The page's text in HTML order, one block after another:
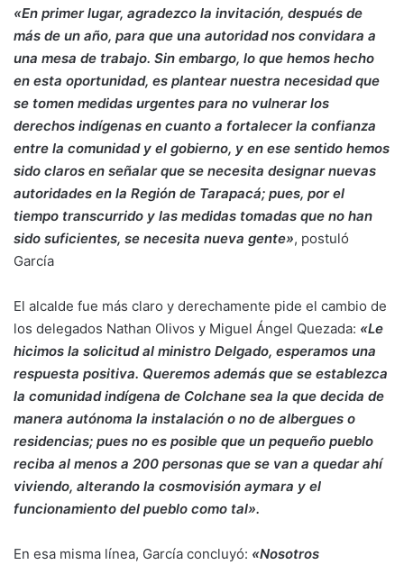
«En primer lugar, agradezco la invitación, después de
más de un año, para que una autoridad nos convidara a
una mesa de trabajo. Sin embargo, lo que hemos hecho
en esta oportunidad, es plantear nuestra necesidad que
se tomen medidas urgentes para no vulnerar los
derechos indígenas en cuanto a fortalecer la confianza
entre la comunidad y el gobierno, y en ese sentido hemos
sido claros en señalar que se necesita designar nuevas
autoridades en la Región de Tarapacá; pues, por el
tiempo transcurrido y las medidas tomadas que no han
sido suficientes, se necesita nueva gente», postuló
García
El alcalde fue más claro y derechamente pide el cambio de
los delegados Nathan Olivos y Miguel Ángel Quezada: «Le
hicimos la solicitud al ministro Delgado, esperamos una
respuesta positiva. Queremos además que se establezca
la comunidad indígena de Colchane sea la que decida de
manera autónoma la instalación o no de albergues o
residencias; pues no es posible que un pequeño pueblo
reciba al menos a 200 personas que se van a quedar ahí
viviendo, alterando la cosmovisión aymara y el
funcionamiento del pueblo como tal».
En esa misma línea, García concluyó: «Nosotros